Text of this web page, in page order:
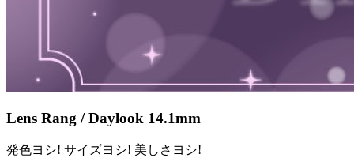
Lens Rang / Daylook 14.1mm
発色ヨシ! サイズヨシ! 美しさヨシ!